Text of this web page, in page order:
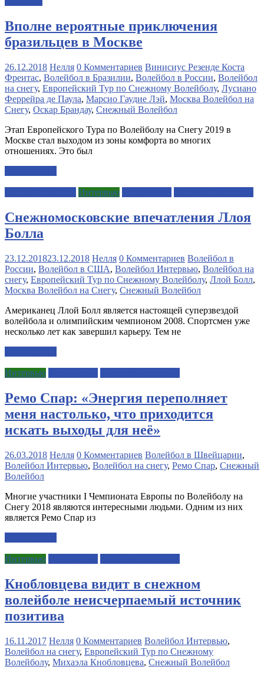
Вполне вероятные приключения
бразильцев в Москве
26.12.2018 Нелля 0 Комментариев Винисиус Резенде Коста
Фреитас, Волейбол в Бразилии, Волейбол в России, Волейбол
на снегу, Европейский Тур по Снежному Волейболу, Лусиано
Феррейра де Паула, Марсио Гаудие Лэй, Москва Волейбол на
Снегу, Оскар Брандау, Снежный Волейбол
Этап Европейского Тура по Волейболу на Снегу 2019 в
Москве стал выходом из зоны комфорта во многих
отношениях. Это был
Интервью
Снежномосковские впечатления Ллоя
Болла
23.12.201823.12.2018 Нелля 0 Комментариев Волейбол в
России, Волейбол в США, Волейбол Интервью, Волейбол на
снегу, Европейский Тур по Снежному Волейболу, Ллой Болл,
Москва Волейбол на Снегу, Снежный Волейбол
Американец Ллой Болл является настоящей суперзвездой
волейбола и олимпийским чемпионом 2008. Спортсмен уже
несколько лет как завершил карьеру. Тем не
Интервью
Ремо Спар: «Энергия переполняет
меня настолько, что приходится
искать выходы для неё»
26.03.2018 Нелля 0 Комментариев Волейбол в Швейцарии,
Волейбол Интервью, Волейбол на снегу, Ремо Спар, Снежный
Волейбол
Многие участники I Чемпионата Европы по Волейболу на
Снегу 2018 являются интересными людьми. Одним из них
является Ремо Спар из
Интервью
Кнобловцева видит в снежном
волейболе неисчерпаемый источник
позитива
16.11.2017 Нелля 0 Комментариев Волейбол Интервью,
Волейбол на снегу, Европейский Тур по Снежному
Волейболу, Михаэла Кнобловцева, Снежный Волейбол